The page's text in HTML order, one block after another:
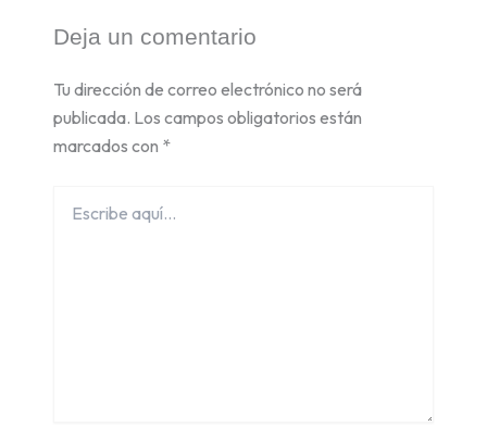
Deja un comentario
Tu dirección de correo electrónico no será
publicada. Los campos obligatorios están
marcados con *
aquí...